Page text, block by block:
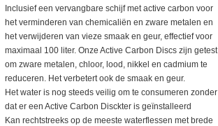
Inclusief een vervangbare schijf met active carbon voor
het verminderen van chemicaliën en zware metalen en
het verwijderen van vieze smaak en geur, effectief voor
maximaal 100 liter. Onze Active Carbon Discs zijn getest
om zware metalen, chloor, lood, nikkel en cadmium te
reduceren. Het verbetert ook de smaak en geur.
Het water is nog steeds veilig om te consumeren zonder
dat er een Active Carbon Disckter is geïnstalleerd
Kan rechtstreeks op de meeste waterflessen met brede